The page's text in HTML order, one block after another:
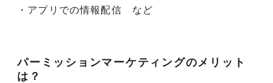
・アプリでの情報配信 など
パーミッションマーケティングのメリット
は？